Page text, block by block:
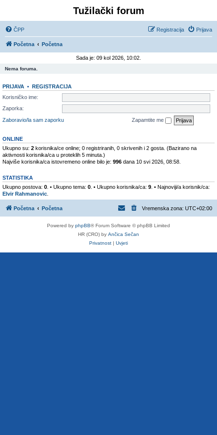
Tužilački forum
ČPP Prijava
Registracija
Početna Početna
Sada je: 09 kol 2026, 10:02.
Nema foruma.
PRIJAVA • REGISTRACIJA
Korisničko ime:
Zaporka:
Zaboravio/la sam zaporku
Zapamtite me
ONLINE
Ukupno su: 2 korisnika/ce online; 0 registriranih, 0 skrivenih i 2 gosta. (Bazirano na
aktivnosti korisnika/ca u proteklih 5 minuta.)
Najviše korisnika/ca istovremeno online bilo je: 996 dana 10 svi 2026, 08:58.
STATISTIKA
Ukupno postova: 0 . • Ukupno tema: 0 . • Ukupno korisnika/ca: 9 . • Najnoviji/a korisnik/ca:
Elvir Rahmanovic
Početna Početna Vremenska zona: UTC+02:00
Powered by phpBB® Forum Software © phpBB Limited
HR (CRO) by Ančica Sečan
Privatnost | Uvjeti